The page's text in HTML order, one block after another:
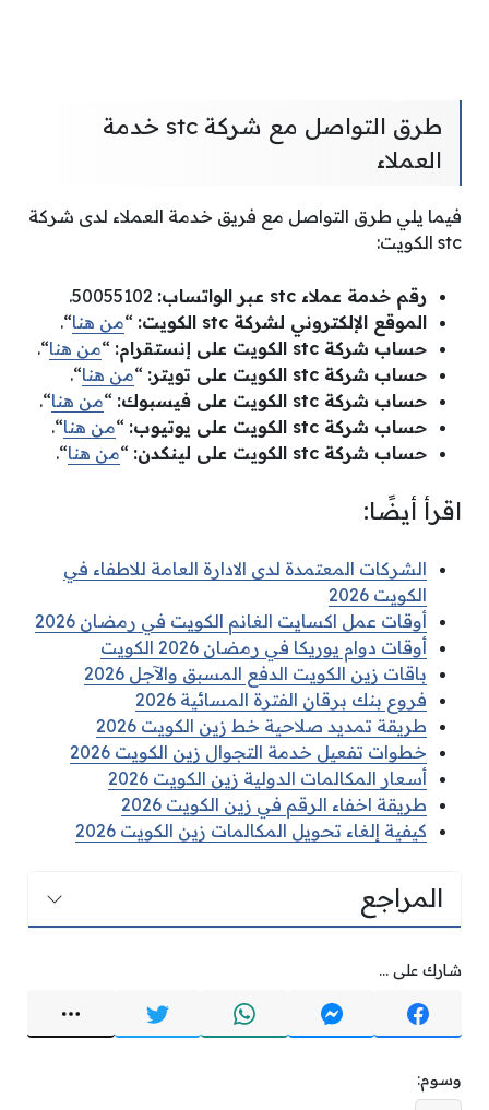
طرق التواصل مع شركة stc خدمة
العملاء
فيما يلي طرق التواصل مع فريق خدمة العملاء لدى شركة
stc الكويت:
رقم خدمة عملاء stc عبر الواتساب:
الموقع الإلكتروني لشركة stc الكويت:
“من هنا“.
حساب شركة stc الكويت على إنستقرام:
“من هنا“.
حساب شركة stc الكويت على تويتر:
“من هنا“.
حساب شركة stc الكويت على فيسبوك:
“من هنا“.
حساب شركة stc الكويت على يوتيوب:
“من هنا“.
حساب شركة stc الكويت على لينكدن:
“من هنا“.
اقرأ أيضًا:
الشركات المعتمدة لدى الادارة العامة للاطفاء في
الكويت 2026
أوقات عمل اكسايت الغانم الكويت في رمضان 2026
أوقات دوام يوريكا في رمضان 2026 الكويت
باقات زين الكويت الدفع المسبق والآجل 2026
فروع بنك برقان الفترة المسائية 2026
طريقة تمديد صلاحية خط زين الكويت 2026
خطوات تفعيل خدمة التجوال زين الكويت 2026
أسعار المكالمات الدولية زين الكويت 2026
طريقة اخفاء الرقم في زين الكويت 2026
كيفية إلغاء تحويل المكالمات زين الكويت 2026
المراجع
شارك على ...
وسوم: